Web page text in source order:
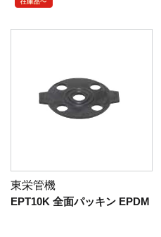
東栄管機
EPT10K 全面パッキン EPDM